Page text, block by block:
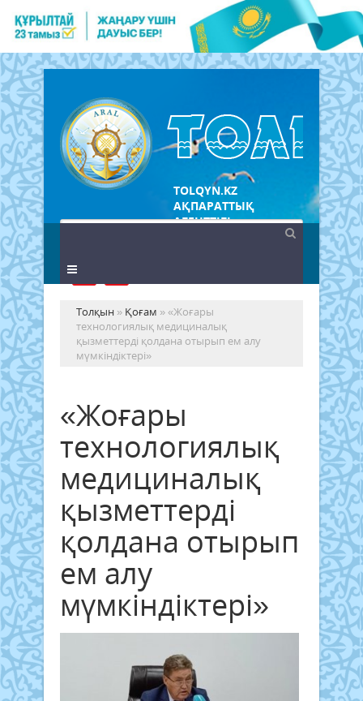
TOLQYN.KZ
АҚПАРАТТЫҚ
АГЕНТТІГІ
Толқын » Қоғам » «Жоғары
технологиялық медициналық
қызметтерді қолдана отырып ем алу
мүмкіндіктері»
«Жоғары
технологиялық
медициналық
қызметтерді
қолдана отырып
ем алу
мүмкіндіктері»